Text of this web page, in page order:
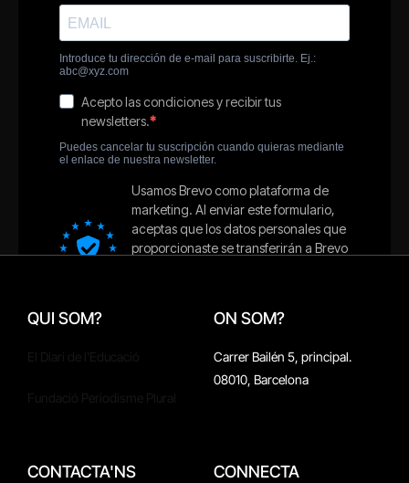
QUI SOM? ON SOM?
Carrer Bailén 5, principal.
08010, Barcelona
CONTACTA'NS CONNECTA